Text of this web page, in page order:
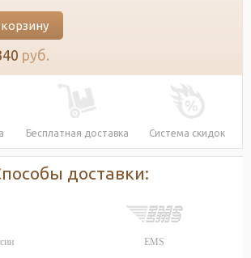
руб.
Бесплатная доставка Система скидок
доставки:
EMS